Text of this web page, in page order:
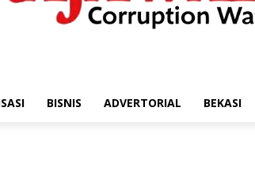
BISNIS ADVERTORIAL BEKASI